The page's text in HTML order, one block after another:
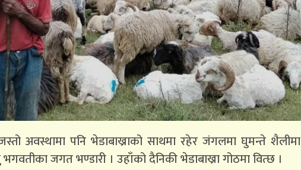
अवस्थामा पनि भेडाबाख्राको साथमा रहेर जंगलमा घुमन्ते शैलीमा
जगत भण्डारी । उहाँको दैनिकी भेडाबाख्रा गोठमा वित्छ ।